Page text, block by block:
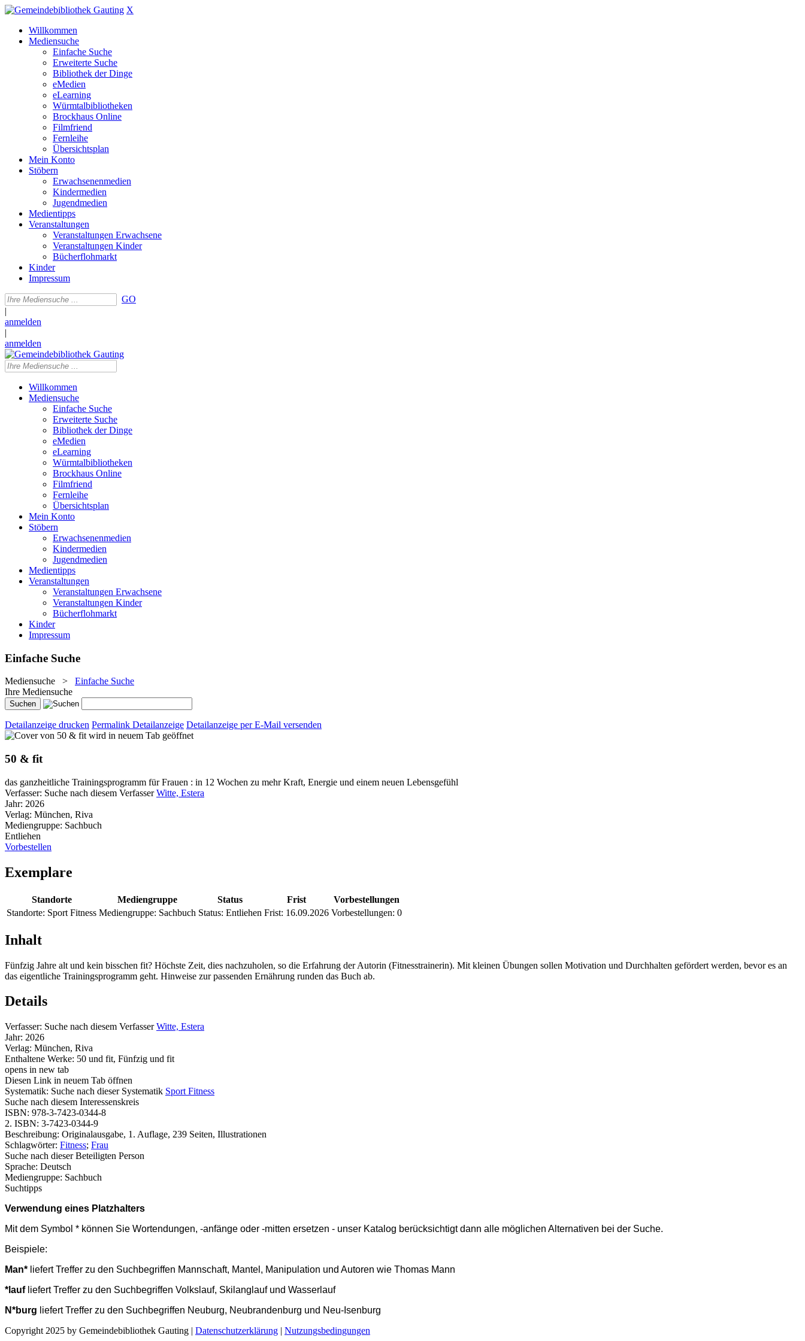
X
Willkommen
Mediensuche
Einfache Suche
Erweiterte Suche
Bibliothek der Dinge
eMedien
eLearning
Würmtalbibliotheken
Brockhaus Online
Filmfriend
Fernleihe
Übersichtsplan
Mein Konto
Stöbern
Erwachsenenmedien
Kindermedien
Jugendmedien
Medientipps
Veranstaltungen
Veranstaltungen Erwachsene
Veranstaltungen Kinder
Bücherflohmarkt
Kinder
Impressum
GO
|
anmelden
|
anmelden
Willkommen
Mediensuche
Einfache Suche
Erweiterte Suche
Bibliothek der Dinge
eMedien
eLearning
Würmtalbibliotheken
Brockhaus Online
Filmfriend
Fernleihe
Übersichtsplan
Mein Konto
Stöbern
Erwachsenenmedien
Kindermedien
Jugendmedien
Medientipps
Veranstaltungen
Veranstaltungen Erwachsene
Veranstaltungen Kinder
Bücherflohmarkt
Kinder
Impressum
Einfache Suche
Mediensuche > Einfache Suche
Ihre Mediensuche
Detailanzeige drucken Permalink Detailanzeige Detailanzeige per E-Mail versenden
wird in neuem Tab geöffnet
50 & fit
das ganzheitliche Trainingsprogramm für Frauen : in 12 Wochen zu mehr Kraft, Energie und einem neuen Lebensgefühl
Verfasser: Suche nach diesem Verfasser Witte, Estera
Jahr: 2026
Verlag: München, Riva
Mediengruppe: Sachbuch
Entliehen
Vorbestellen
Exemplare
Standorte Mediengruppe Status Frist
Vorbestellungen
Standorte: Sport Fitness Mediengruppe: Sachbuch Status: Entliehen Frist: 16.09.2026 Vorbestellungen: 0
Inhalt
Fünfzig Jahre alt und kein bisschen fit? Höchste Zeit, dies nachzuholen, so die Erfahrung der Autorin (Fitnesstrainerin). Mit kleinen Übungen sollen Motivation und Durchhalten gefördert werden, bevor es an
das eigentliche Trainingsprogramm geht. Hinweise zur passenden Ernährung runden das Buch ab.
Details
Verfasser: Suche nach diesem Verfasser Witte, Estera
Jahr: 2026
Verlag: München, Riva
Enthaltene Werke: 50 und fit, Fünfzig und fit
opens in new tab
Diesen Link in neuem Tab öffnen
Systematik: Suche nach dieser Systematik Sport Fitness
Suche nach diesem Interessenskreis
ISBN: 978-3-7423-0344-8
2. ISBN: 3-7423-0344-9
Beschreibung: Originalausgabe, 1. Auflage, 239 Seiten, Illustrationen
Schlagwörter: Fitness; Frau
Suche nach dieser Beteiligten Person
Sprache: Deutsch
Mediengruppe: Sachbuch
Suchtipps
Verwendung eines Platzhalters
Mit dem Symbol * können Sie Wortendungen, -anfänge oder -mitten ersetzen - unser Katalog berücksichtigt dann alle möglichen Alternativen bei der Suche.
Beispiele:
Man* liefert Treffer zu den Suchbegriffen Mannschaft, Mantel, Manipulation und Autoren wie Thomas Mann
*lauf liefert Treffer zu den Suchbegriffen Volkslauf, Skilanglauf und Wasserlauf
N*burg liefert Treffer zu den Suchbegriffen Neuburg, Neubrandenburg und Neu-Isenburg
Copyright 2025 by Gemeindebibliothek Gauting | Datenschutzerklärung | Nutzungsbedingungen